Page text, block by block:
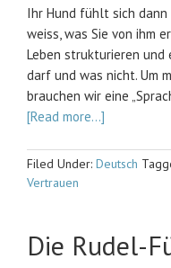
Ihr Hund fühlt sich
weiss, was Sie von ihm
Leben strukturieren und
darf und was nicht. Um
brauchen wir eine
[Read more…]
Filed Under: Deutsch
Vertrauen
Die Rudel-